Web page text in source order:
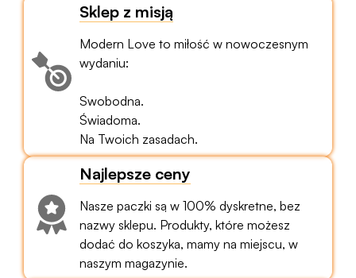
Sklep z misją
Modern Love to miłość w nowoczesnym
wydaniu:
Swobodna.
Świadoma.
Na Twoich zasadach.
Najlepsze ceny
Nasze paczki są w 100% dyskretne, bez
nazwy sklepu. Produkty, które możesz
dodać do koszyka, mamy na miejscu, w
naszym magazynie.